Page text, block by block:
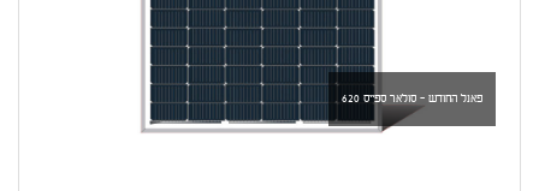
פאנל החודש - סולאר ספייס 620